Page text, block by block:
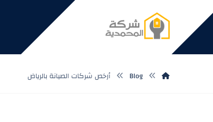
Blog أرخص شركات الصيانة بالرياض